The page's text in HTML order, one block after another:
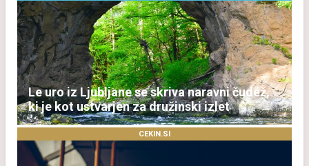
Le uro iz Ljubljane se skriva naravni čudež,
ki je kot ustvarjen za družinski izlet
CEKIN.SI